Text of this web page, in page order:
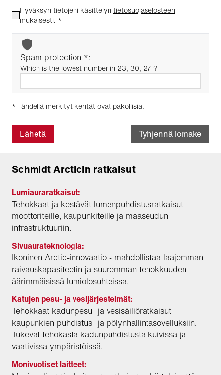
Hyväksyn tietojeni käsittelyn tietosuojaselosteen
mukaisesti. *
Spam protection *:
Which is the lowest number in 23, 30, 27 ?
* Tähdellä merkityt kentät ovat pakollisia.
Lähetä Tyhjennä lomake
Schmidt Arcticin ratkaisut
Lumiauraratkaisut:
Tehokkaat ja kestävät lumenpuhdistusratkaisut
moottoriteille, kaupunkiteille ja maaseudun
infrastruktuuriin.
Sivuaurateknologia:
Ikoninen Arctic-innovaatio - mahdollistaa laajemman
raivauskapasiteetin ja suuremman tehokkuuden
äärimmäisissä lumiolosuhteissa.
Katujen pesu- ja vesijärjestelmät:
Tehokkaat kadunpesu- ja vesisäiliöratkaisut
kaupunkien puhdistus- ja pölynhallintasovelluksiin.
Tukevat tehokasta kadunpuhdistusta kuivissa ja
vaativissa ympäristöissä.
Monivuotiset laitteet: